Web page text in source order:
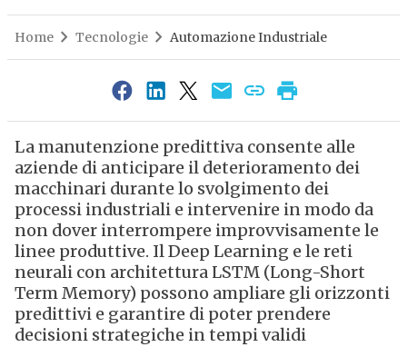
Home Tecnologie Automazione Industriale
La manutenzione predittiva consente alle
aziende di anticipare il deterioramento dei
macchinari durante lo svolgimento dei
processi industriali e intervenire in modo da
non dover interrompere improvvisamente le
linee produttive. Il Deep Learning e le reti
neurali con architettura LSTM (Long-Short
Term Memory) possono ampliare gli orizzonti
predittivi e garantire di poter prendere
decisioni strategiche in tempi validi